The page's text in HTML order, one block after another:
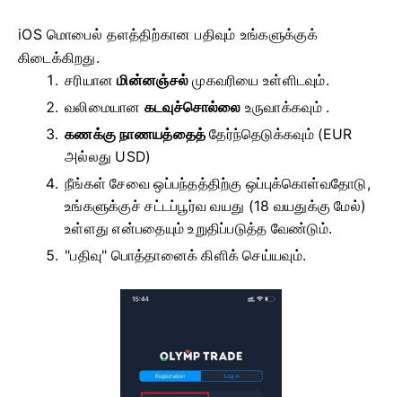
iOS மொபைல் தளத்திற்கான பதிவும் உங்களுக்குக்
கிடைக்கிறது.
சரியானமின்னஞ்சல் முகவரியை உள்ளிடவும்.
வலிமையான கடவுச்சொல்லை உருவாக்கவும் .
கணக்கு நாணயத்தைத் தேர்ந்தெடுக்கவும் (EUR
அல்லது USD)
நீங்கள் சேவை ஒப்பந்தத்திற்கு ஒப்புக்கொள்வதோடு,
உங்களுக்குச் சட்டப்பூர்வ வயது (18 வயதுக்கு மேல்)
உள்ளது என்பதையும் உறுதிப்படுத்த வேண்டும்.
"பதிவு" பொத்தானைக் கிளிக் செய்யவும்.